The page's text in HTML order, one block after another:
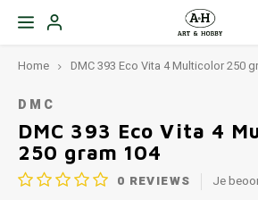
Home DMC 393 Eco Vita 4 Multicolor 250
DMC
DMC 393 Eco Vita 4
250 gram 104
0 REVIEWS Je